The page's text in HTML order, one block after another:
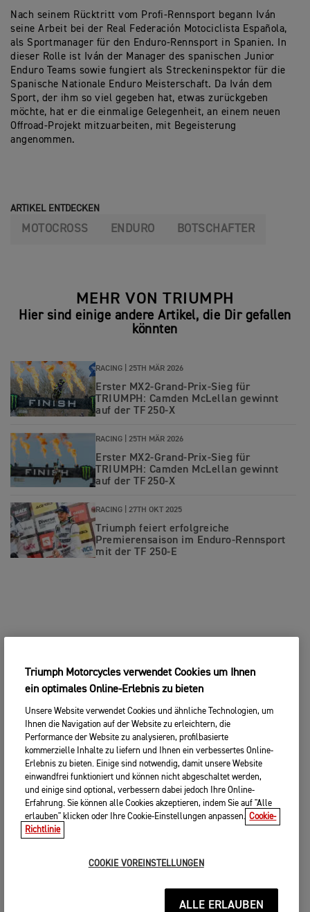
Nach seinem Rücktritt vom Profi-Rennsport begann Iván
seine Arbeit bei der Real Federación Motociclista Española,
als Sportmanager für den Enduro-Rennsport in Spanien. In
dieser Rolle ist Iván der Manager des spanischen Junior
Enduro Teams sowie fungiert als Streckeninspektor für die
Spanische Nationale Enduro Meisterschaft. Da Iván dem
Sport, der ihm so viel gegeben hat, etwas zurückgeben
möchte, hat er die einmalige Gelegenheit, an einem neuen
Offroad-Projekt mitzuarbeiten, mit Begeisterung
angenommen.
ARTIKEL ENTDECKEN
MOTOCROSS ENDURO BOTSCHAFTER
MEHR VON TRIUMPH
Hier sind einige andere Artikel, die Dir gefallen
könnten
RACING | 25TH MÄR 2026
Erster MX2-Grand-Prix‑Sieg für
TRIUMPH: Camden McLellan gewinnt
auf der TF 250-X
RACING | 25TH MÄR 2026
Erster MX2-Grand-Prix‑Sieg für
TRIUMPH: Camden McLellan gewinnt
auf der TF 250-X
RACING | 27TH OKT 2025
Triumph feiert erfolgreiche
Premierensaison im Enduro-Rennsport
mit der TF 250-E
Triumph Motorcycles verwendet Cookies um Ihnen
ein optimales Online-Erlebnis zu bieten
Unsere Website verwendet Cookies und ähnliche Technologien, um
Ihnen die Navigation auf der Website zu erleichtern, die
Performance der Website zu analysieren, profilbasierte
kommerzielle Inhalte zu liefern und Ihnen ein verbessertes Online-
Erlebnis zu bieten. Einige sind notwendig, damit unsere Website
einwandfrei funktioniert und können nicht abgeschaltet werden,
und einige sind optional, verbessern dabei jedoch Ihre Online-
Erfahrung. Sie können alle Cookies akzeptieren, indem Sie auf "Alle
erlauben" klicken oder Ihre Cookie-Einstellungen anpassen. Cookie-
Richtlinie
COOKIE VOREINSTELLUNGEN
ALLE ERLAUBEN